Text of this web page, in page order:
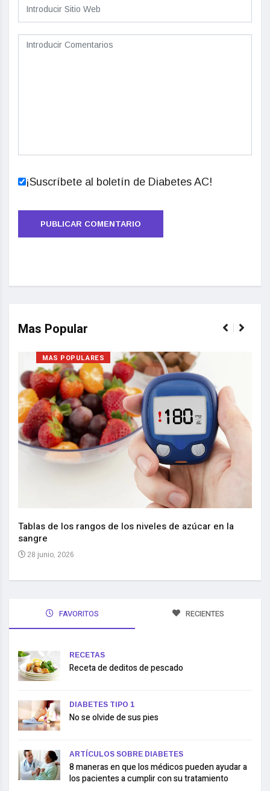
¡Suscríbete al boletín de Diabetes AC!
Mas Popular
MAS POPULARES
Tablas de los rangos de los niveles de azúcar en la
sangre
28 junio, 2026
FAVORITOS RECIENTES
RECETAS
Receta de deditos de pescado
DIABETES TIPO 1
No se olvide de sus pies
ARTÍCULOS SOBRE DIABETES
8 maneras en que los médicos pueden ayudar a
los pacientes a cumplir con su tratamiento